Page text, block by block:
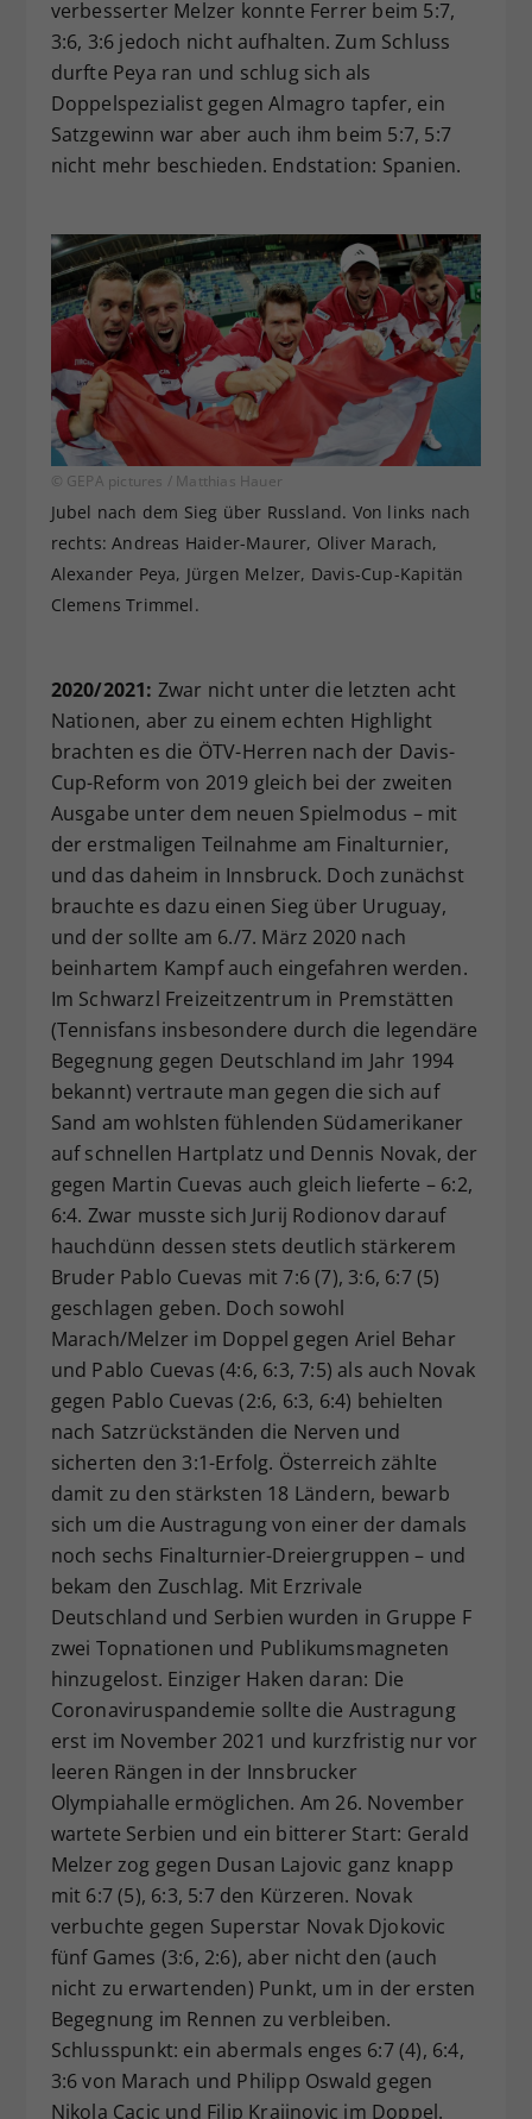
verbesserter Melzer konnte Ferrer beim 5:7,
3:6, 3:6 jedoch nicht aufhalten. Zum Schluss
durfte Peya ran und schlug sich als
Doppelspezialist gegen Almagro tapfer, ein
Satzgewinn war aber auch ihm beim 5:7, 5:7
nicht mehr beschieden. Endstation: Spanien.
© GEPA pictures / Matthias Hauer
Jubel nach dem Sieg über Russland. Von links nach
rechts: Andreas Haider-Maurer, Oliver Marach,
Alexander Peya, Jürgen Melzer, Davis-Cup-Kapitän
Clemens Trimmel.
2020/2021: Zwar nicht unter die letzten acht
Nationen, aber zu einem echten Highlight
brachten es die ÖTV-Herren nach der Davis-
Cup-Reform von 2019 gleich bei der zweiten
Ausgabe unter dem neuen Spielmodus – mit
der erstmaligen Teilnahme am Finalturnier,
und das daheim in Innsbruck. Doch zunächst
brauchte es dazu einen Sieg über Uruguay,
und der sollte am 6./7. März 2020 nach
beinhartem Kampf auch eingefahren werden.
Im Schwarzl Freizeitzentrum in Premstätten
(Tennisfans insbesondere durch die legendäre
Begegnung gegen Deutschland im Jahr 1994
bekannt) vertraute man gegen die sich auf
Sand am wohlsten fühlenden Südamerikaner
auf schnellen Hartplatz und Dennis Novak, der
gegen Martin Cuevas auch gleich lieferte – 6:2,
6:4. Zwar musste sich Jurij Rodionov darauf
hauchdünn dessen stets deutlich stärkerem
Bruder Pablo Cuevas mit 7:6 (7), 3:6, 6:7 (5)
geschlagen geben. Doch sowohl
Marach/Melzer im Doppel gegen Ariel Behar
und Pablo Cuevas (4:6, 6:3, 7:5) als auch Novak
gegen Pablo Cuevas (2:6, 6:3, 6:4) behielten
nach Satzrückständen die Nerven und
sicherten den 3:1-Erfolg. Österreich zählte
damit zu den stärksten 18 Ländern, bewarb
sich um die Austragung von einer der damals
noch sechs Finalturnier-Dreiergruppen – und
bekam den Zuschlag. Mit Erzrivale
Deutschland und Serbien wurden in Gruppe F
zwei Topnationen und Publikumsmagneten
hinzugelost. Einziger Haken daran: Die
Coronaviruspandemie sollte die Austragung
erst im November 2021 und kurzfristig nur vor
leeren Rängen in der Innsbrucker
Olympiahalle ermöglichen. Am 26. November
wartete Serbien und ein bitterer Start: Gerald
Melzer zog gegen Dusan Lajovic ganz knapp
mit 6:7 (5), 6:3, 5:7 den Kürzeren. Novak
verbuchte gegen Superstar Novak Djokovic
fünf Games (3:6, 2:6), aber nicht den (auch
nicht zu erwartenden) Punkt, um in der ersten
Begegnung im Rennen zu verbleiben.
Schlusspunkt: ein abermals enges 6:7 (4), 6:4,
3:6 von Marach und Philipp Oswald gegen
Nikola Cacic und Filip Krajinovic im Doppel.